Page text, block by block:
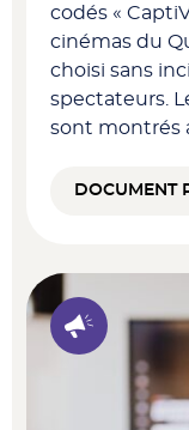
codés «
cinémas du
choisi sans
spectateurs.
sont montrés
DOCUMENT